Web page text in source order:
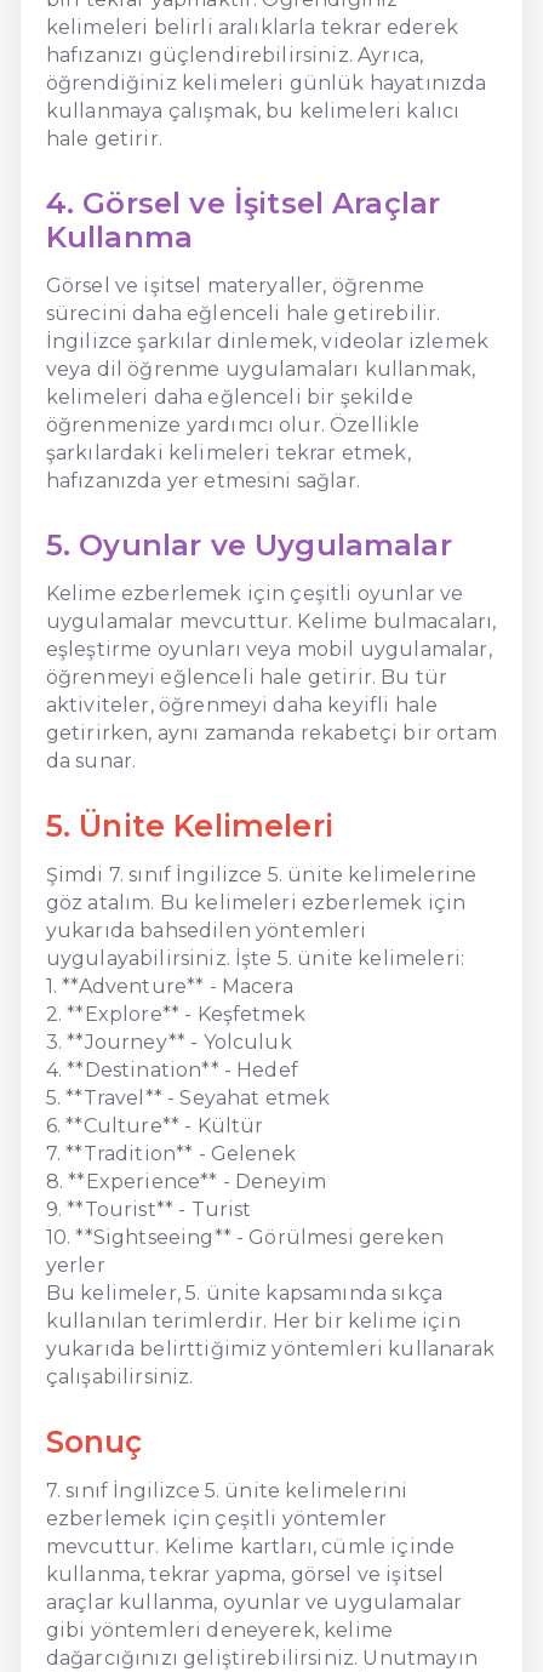
kelimeleri belirli aralıklarla tekrar ederek
hafızanızı güçlendirebilirsiniz. Ayrıca,
öğrendiğiniz kelimeleri günlük hayatınızda
kullanmaya çalışmak, bu kelimeleri kalıcı
hale getirir.
4. Görsel ve İşitsel Araçlar
Kullanma
Görsel ve işitsel materyaller, öğrenme
sürecini daha eğlenceli hale getirebilir.
İngilizce şarkılar dinlemek, videolar izlemek
veya dil öğrenme uygulamaları kullanmak,
kelimeleri daha eğlenceli bir şekilde
öğrenmenize yardımcı olur. Özellikle
şarkılardaki kelimeleri tekrar etmek,
hafızanızda yer etmesini sağlar.
5. Oyunlar ve Uygulamalar
Kelime ezberlemek için çeşitli oyunlar ve
uygulamalar mevcuttur. Kelime bulmacaları,
eşleştirme oyunları veya mobil uygulamalar,
öğrenmeyi eğlenceli hale getirir. Bu tür
aktiviteler, öğrenmeyi daha keyifli hale
getirirken, aynı zamanda rekabetçi bir ortam
da sunar.
5. Ünite Kelimeleri
Şimdi 7. sınıf İngilizce 5. ünite kelimelerine
göz atalım. Bu kelimeleri ezberlemek için
yukarıda bahsedilen yöntemleri
uygulayabilirsiniz. İşte 5. ünite kelimeleri:
1. **Adventure** - Macera
2. **Explore** - Keşfetmek
3. **Journey** - Yolculuk
4. **Destination** - Hedef
5. **Travel** - Seyahat etmek
6. **Culture** - Kültür
7. **Tradition** - Gelenek
8. **Experience** - Deneyim
9. **Tourist** - Turist
10. **Sightseeing** - Görülmesi gereken
yerler
Bu kelimeler, 5. ünite kapsamında sıkça
kullanılan terimlerdir. Her bir kelime için
yukarıda belirttiğimiz yöntemleri kullanarak
çalışabilirsiniz.
Sonuç
7. sınıf İngilizce 5. ünite kelimelerini
ezberlemek için çeşitli yöntemler
mevcuttur. Kelime kartları, cümle içinde
kullanma, tekrar yapma, görsel ve işitsel
araçlar kullanma, oyunlar ve uygulamalar
gibi yöntemleri deneyerek, kelime
dağarcığınızı geliştirebilirsiniz. Unutmayın